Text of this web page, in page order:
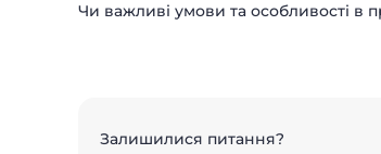
Чи важливі умови та особливості в
Залишилися питання?